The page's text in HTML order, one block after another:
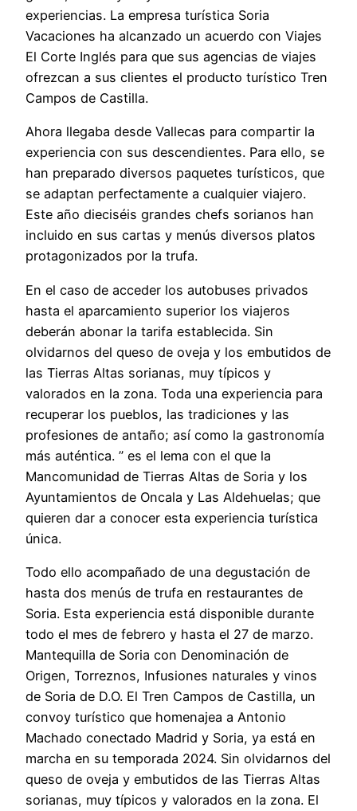
experiencias. La empresa turística Soria
Vacaciones ha alcanzado un acuerdo con Viajes
El Corte Inglés para que sus agencias de viajes
ofrezcan a sus clientes el producto turístico Tren
Campos de Castilla.
Ahora llegaba desde Vallecas para compartir la
experiencia con sus descendientes. Para ello, se
han preparado diversos paquetes turísticos, que
se adaptan perfectamente a cualquier viajero.
Este año dieciséis grandes chefs sorianos han
incluido en sus cartas y menús diversos platos
protagonizados por la trufa.
En el caso de acceder los autobuses privados
hasta el aparcamiento superior los viajeros
deberán abonar la tarifa establecida. Sin
olvidarnos del queso de oveja y los embutidos de
las Tierras Altas sorianas, muy típicos y
valorados en la zona. Toda una experiencia para
recuperar los pueblos, las tradiciones y las
profesiones de antaño; así como la gastronomía
más auténtica. ” es el lema con el que la
Mancomunidad de Tierras Altas de Soria y los
Ayuntamientos de Oncala y Las Aldehuelas; que
quieren dar a conocer esta experiencia turística
única.
Todo ello acompañado de una degustación de
hasta dos menús de trufa en restaurantes de
Soria. Esta experiencia está disponible durante
todo el mes de febrero y hasta el 27 de marzo.
Mantequilla de Soria con Denominación de
Origen, Torreznos, Infusiones naturales y vinos
de Soria de D.O. El Tren Campos de Castilla, un
convoy turístico que homenajea a Antonio
Machado conectado Madrid y Soria, ya está en
marcha en su temporada 2024. Sin olvidarnos del
queso de oveja y embutidos de las Tierras Altas
sorianas, muy típicos y valorados en la zona. El